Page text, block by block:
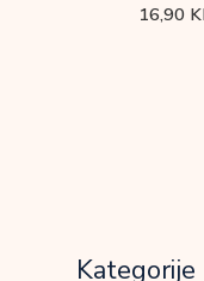
16,90
Kategorije